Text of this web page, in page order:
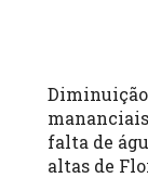
falta de
altas de